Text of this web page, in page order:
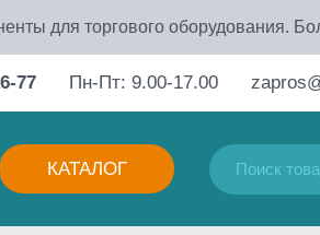
для торгового оборудования.
77 Пн-Пт: 9.00-17.00
КАТАЛОГ